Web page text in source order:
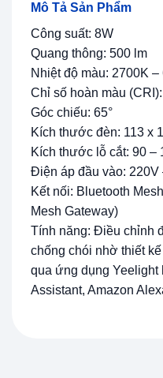
Mô Tả Sản Phẩm
Công suất: 8W
Quang thông: 500 lm
Nhiệt độ màu: 2700K –
Chỉ số hoàn màu
Góc chiếu: 65°
Kích thước đèn: 113 x
Kích thước lỗ cắt: 90 –
Điện áp đầu vào: 220V
Kết nối: Bluetooth
Mesh Gateway)
Tính năng: Điều chỉnh
chống chói nhờ thiết
qua ứng dụng
Assistant, Amazon